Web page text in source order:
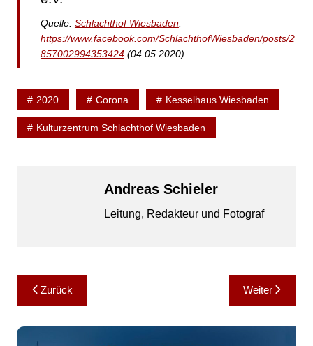
Quelle: Schlachthof Wiesbaden:
https://www.facebook.com/SchlachthofWiesbaden/posts/2
857002994353424(04.05.2020)
2020 Corona Kesselhaus Wiesbaden
Kulturzentrum Schlachthof Wiesbaden
Andreas Schieler
Leitung, Redakteur und Fotograf
Beitragsnavigation
Zurück Weiter